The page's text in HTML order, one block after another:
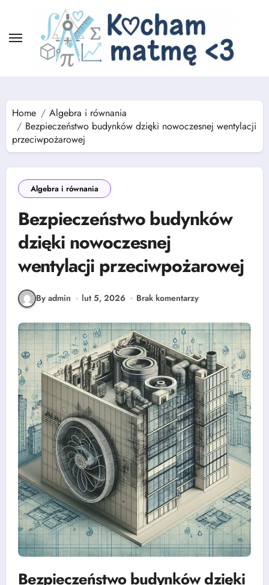
content
Home
Algebra i równania
Bezpieczeństwo budynków dzięki nowoczesnej wentylacji
przeciwpożarowej
Algebra i równania
Bezpieczeństwo budynków
dzięki nowoczesnej
wentylacji przeciwpożarowej
By admin lut 5, 2026 Brak komentarzy
Bezpieczeństwo budynków dzięki